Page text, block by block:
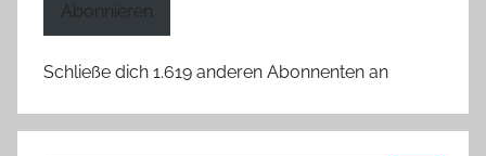
Abonnieren
Schließe dich 1.619 anderen Abonnenten an